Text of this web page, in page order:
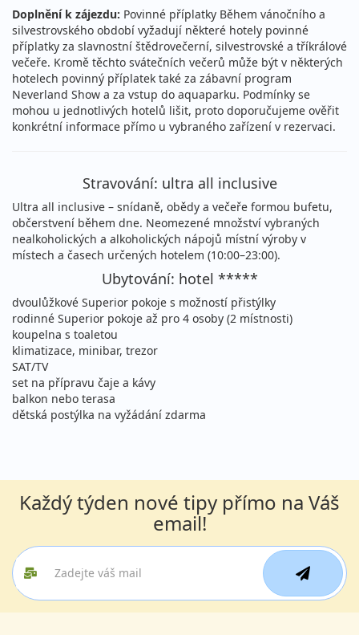
22.08. - 02.09.2026
sobota - středa
ultra all inclusive
letecky (Praha)
Sleva 8%37 490 Kč 34 490 Kč
cena za 12 dní (11 nocí) Podrobnosti
22.08. - 02.09.2026
sobota - středa
ultra all inclusive
letecky (Ostrava)
22.08. - 03.09.2026
sobota - čtvrtek
ultra all inclusive
letecky (Brno)
Sleva 8%37 490 Kč 34 490 Kč
cena za 13 dní (12 nocí) Podrobnosti
29.08. - 05.09.2026
sobota - sobota
ultra all inclusive
letecky (Praha)
Sleva 8%29 590 Kč
29.08. - 05.09.2026
sobota - sobota
sobota - sobota
letecky (Ostrava)
27 190 Kč
Podrobnosti
29.08. - 08.09.2026
ultra all inclusive
Doplnění k zájezdu: Povinné příplatky Během vánočního a
silvestrovského období vyžadují některé hotely povinné
příplatky za slavnostní štědrovečerní, silvestrovské a tříkrálové
večeře. Kromě těchto svátečních večerů může být v některých
hotelech povinný příplatek také za zábavní program
Neverland Show a za vstup do aquaparku. Podmínky se
mohou u jednotlivých hotelů lišit, proto doporučujeme ověřit
konkrétní informace přímo u vybraného zařízení v rezervaci.
Stravování: ultra all inclusive
Ultra all inclusive – snídaně, obědy a večeře formou bufetu,
občerstvení během dne. Neomezené množství vybraných
nealkoholických a alkoholických nápojů místní výroby v
místech a časech určených hotelem (10:00–23:00).
Ubytování: hotel *****
dvoulůžkové Superior pokoje s možností přistýlky
rodinné Superior pokoje až pro 4 osoby (2 místnosti)
koupelna s toaletou
klimatizace, minibar, trezor
SAT/TV
set na přípravu čaje a kávy
balkon nebo terasa
dětská postýlka na vyžádání zdarma
Každý týden nové tipy přímo na Váš
email!